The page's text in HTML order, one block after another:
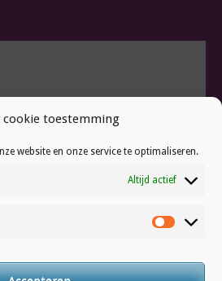
cookie toestemming
website en onze service te optimaliseren.
Altijd actief